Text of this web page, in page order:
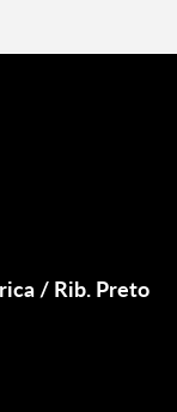
/ Rib. Preto